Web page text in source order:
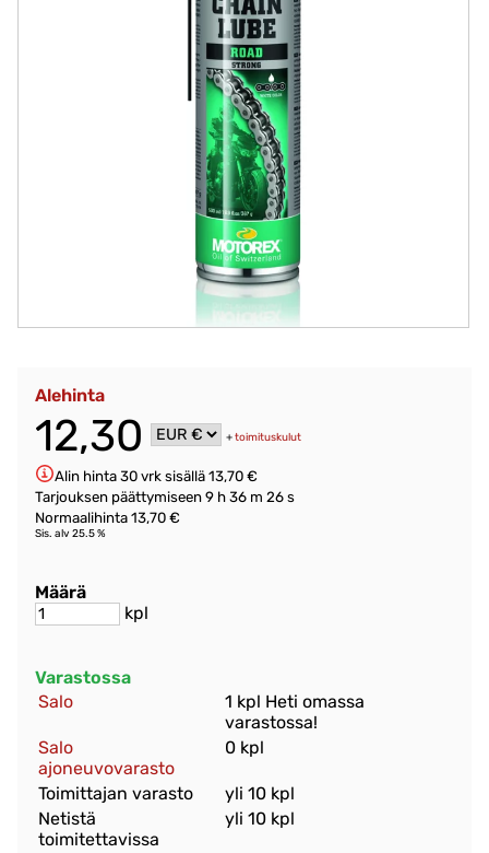
Alehinta
12,30 +toimituskulut
Alin hinta 30 vrk sisällä 13,70 €
Tarjouksen päättymiseen 9 h 36 m 26 s
Normaalihinta 13,70 €
Sis. alv 25.5 %
Määrä
kpl
Varastossa
Salo
1 kpl Heti omassa
varastossa!
Salo
ajoneuvovarasto
0 kpl
Toimittajan varasto
yli 10 kpl
Netistä
toimitettavissa
yli 10 kpl